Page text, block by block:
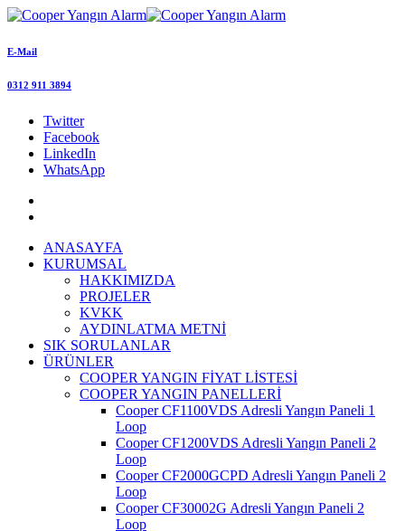
E-Mail
0312 911 3894
Twitter
Facebook
LinkedIn
WhatsApp
ANASAYFA
KURUMSAL
HAKKIMIZDA
PROJELER
KVKK
AYDINLATMA METNİ
SIK SORULANLAR
ÜRÜNLER
COOPER YANGIN FİYAT LİSTESİ
COOPER YANGIN PANELLERİ
Cooper CF1100VDS Adresli Yangın Paneli 1
Loop
Cooper CF1200VDS Adresli Yangın Paneli 2
Loop
Cooper CF2000GCPD Adresli Yangın Paneli 2
Loop
Cooper CF30002G Adresli Yangın Paneli 2
Loop